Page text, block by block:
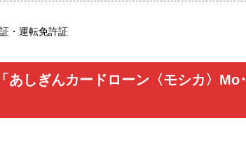
・運転免許証
あしぎんカードローン〈モシカ〉Mo･